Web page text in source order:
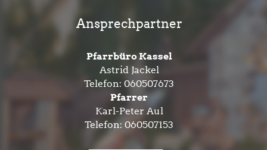
Ansprechpartner
Pfarrbüro Kassel
Astrid Jackel
Telefon: 060507673
Pfarrer
Karl-Peter Aul
Telefon: 060507153